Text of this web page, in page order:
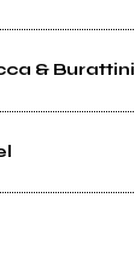
& Burattini